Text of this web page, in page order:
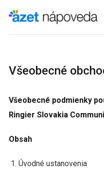
Všeobecné
Všeobecné podmienky
Ringier Slovakia
Obsah
Úvodné ustanovenia